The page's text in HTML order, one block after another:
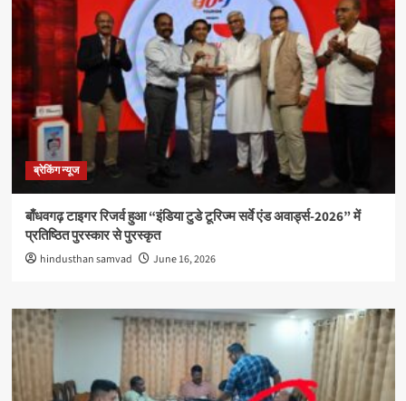
ब्रेकिंग न्यूज
बाँधवगढ़ टाइगर रिजर्व हुआ “इंडिया टुडे टूरिज्म सर्वे एंड अवार्ड्स-2026” में
प्रतिष्ठित पुरस्कार से पुरस्कृत
hindusthan samvad June 16, 2026